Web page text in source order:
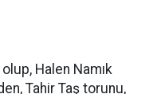
Halen Namık
Tahir Taş torunu,